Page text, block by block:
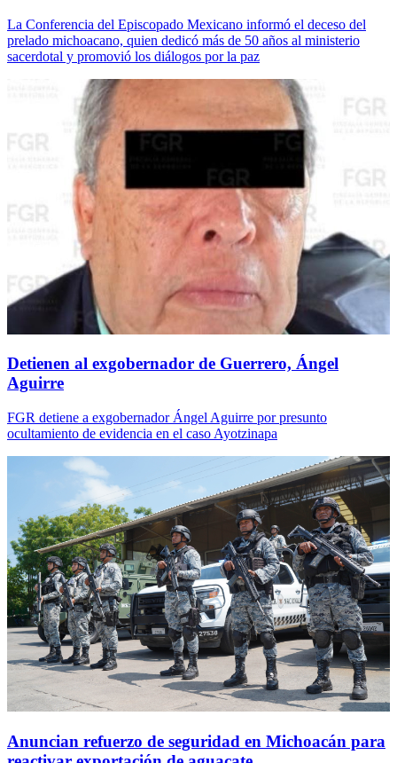
La Conferencia del Episcopado Mexicano informó el deceso del
prelado michoacano, quien dedicó más de 50 años al ministerio
sacerdotal y promovió los diálogos por la paz
Detienen al exgobernador de Guerrero, Ángel
Aguirre
FGR detiene a exgobernador Ángel Aguirre por presunto
ocultamiento de evidencia en el caso Ayotzinapa
Anuncian refuerzo de seguridad en Michoacán para